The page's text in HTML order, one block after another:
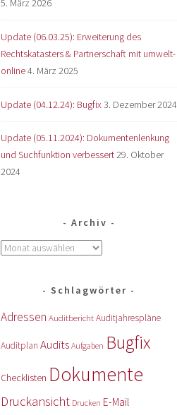
Update (06.03.25): Erweiterung des
Rechtskatasters & Partnerschaft mit umwelt-
online4. März 2025
Update (04.12.24): Bugfix 3. Dezember 2024
Update (05.11.2024): Dokumentenlenkung
und Suchfunktion verbessert29. Oktober
2024
Archiv
Schlagwörter
Adressen AuditberichtAuditjahrespläne
Auditplan Audits Aufgaben Bugfix
Checklisten Dokumente
Druckansicht Drucken E-Mail